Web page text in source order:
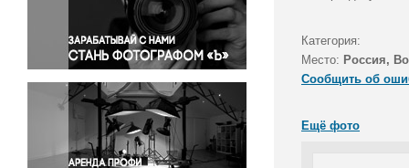
Правосудие
Происшествия и конфликты
Религия
Светская жизнь
Спорт
Экология
Экономика и бизнес
Категория:
Место: Россия,
Сообщить об
Ещё фото